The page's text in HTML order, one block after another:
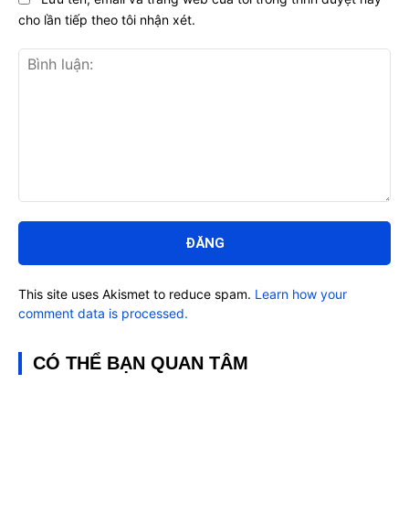
luận:
cho lần tiếp theo tôi nhận xét.
This site uses Akismet to reduce spam. Learn how your
comment data is processed.
CÓ THỂ BẠN QUAN TÂM